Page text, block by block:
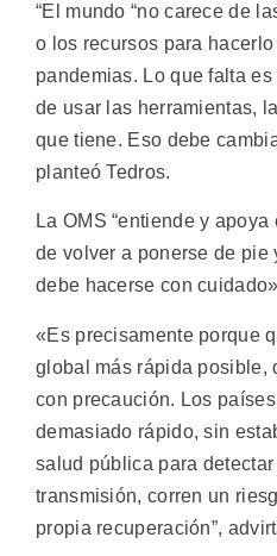
“El mundo “no carece de
o los recursos para
pandemias. Lo que falta
de usar las herramientas,
que tiene. Eso debe
planteó Tedros.
La OMS “entiende y
de volver a ponerse de pie
debe hacerse con
«Es precisamente porque
global más rápida posible,
con precaución. Los
demasiado rápido, sin
salud pública para
transmisión, corren un
propia recuperación”,